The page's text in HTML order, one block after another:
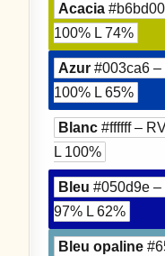
Acacia
100% L 74%
Azur #003ca6 –
100% L 65%
Blanc #ffffff –
L 100%
Bleu #050d9e –
97% L 62%
Bleu opaline